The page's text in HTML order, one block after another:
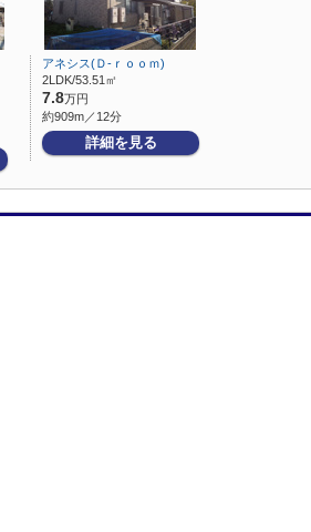
アネシス(Ｄ-ｒｏｏｍ)
2LDK/53.51㎡
7.8万円
約909m／12分
詳細を見る